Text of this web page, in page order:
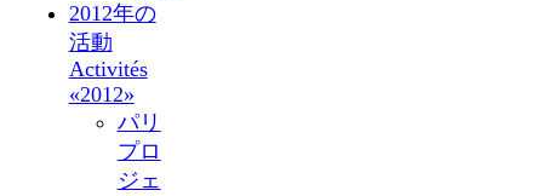
2012年の
活動
Activités
«2012»
パリ
プロ
ジェ